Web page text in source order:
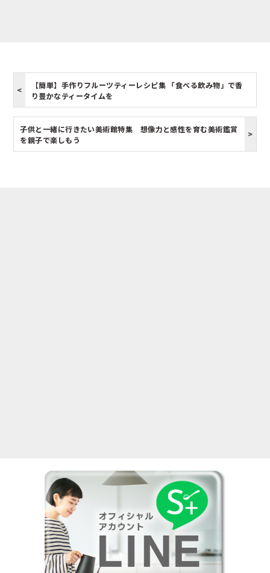
【簡単】手作りフルーツティーレシピ集 「食べる飲み物」で香
り豊かなティータイムを
子供と一緒に行きたい美術館特集 想像力と感性を育む美術鑑賞
を親子で楽しもう